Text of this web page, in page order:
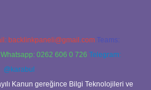
backlinkpaneli@gmail.com Teams:
Whatsapp: 0262 606 0 726 Telegram:
@karabul
Kanun gereğince Bilgi Teknolojileri ve